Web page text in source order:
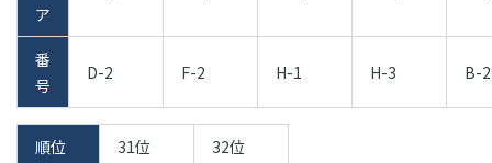
ア
番
号
D-2 F-2 H-1 H-3 B-2
順位 31位 32位